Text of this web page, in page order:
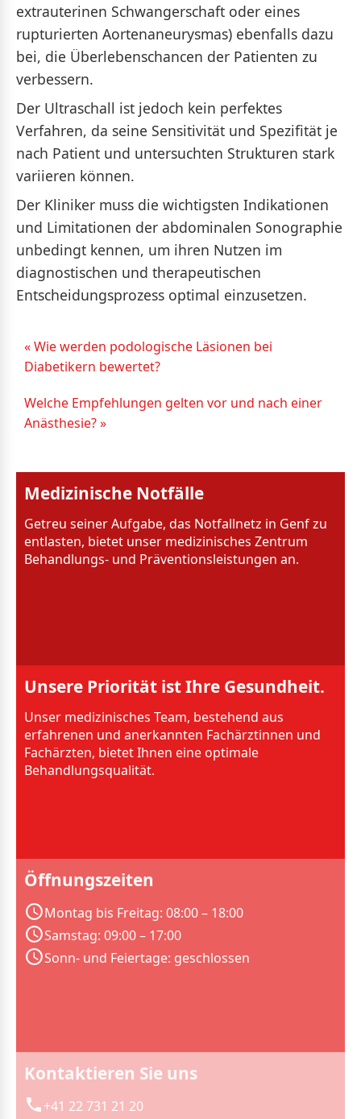
extrauterinen Schwangerschaft oder eines
rupturierten Aortenaneurysmas) ebenfalls dazu
bei, die Überlebenschancen der Patienten zu
verbessern.
Der Ultraschall ist jedoch kein perfektes
Verfahren, da seine Sensitivität und Spezifität je
nach Patient und untersuchten Strukturen stark
variieren können.
Der Kliniker muss die wichtigsten Indikationen
und Limitationen der abdominalen Sonographie
unbedingt kennen, um ihren Nutzen im
diagnostischen und therapeutischen
Entscheidungsprozess optimal einzusetzen.
« Wie werden podologische Läsionen bei
Diabetikern bewertet?
Welche Empfehlungen gelten vor und nach einer
Anästhesie? »
Medizinische Notfälle
Getreu seiner Aufgabe, das Notfallnetz in Genf zu
entlasten, bietet unser medizinisches Zentrum
Behandlungs- und Präventionsleistungen an.
Unsere Priorität ist Ihre Gesundheit.
Unser medizinisches Team, bestehend aus
erfahrenen und anerkannten Fachärztinnen und
Fachärzten, bietet Ihnen eine optimale
Behandlungsqualität.
Öffnungszeiten
Montag bis Freitag: 08:00 – 18:00
Samstag: 09:00 – 17:00
Sonn- und Feiertage: geschlossen
Kontaktieren Sie uns
+41 22 731 21 20